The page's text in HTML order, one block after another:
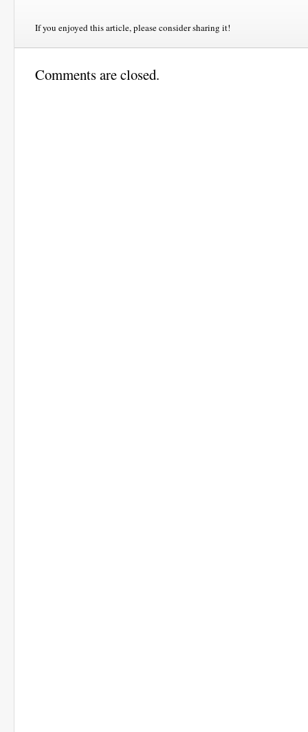
If you enjoyed this article, please consider sharing it!
Comments are closed.